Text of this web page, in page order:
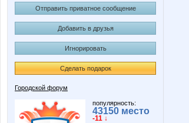
Отправить приватное сообщение
Добавить в друзья
Игнорировать
Сделать подарок
Городской форум
популярность:
43150 место
-11 ↓